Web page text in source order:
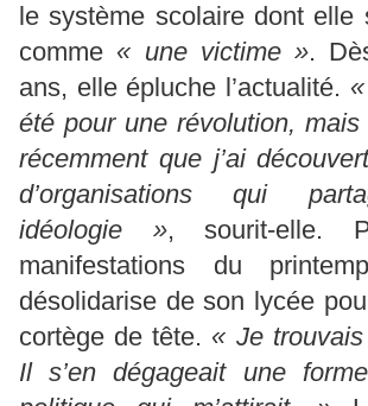
le système scolaire dont elle
comme « une victime ».
ans, elle épluche l’actualité.
été pour une révolution, mais
récemment que j’ai
d’organisations qui
idéologie », sourit-elle.
manifestations du
désolidarise de son lycée
cortège de tête. « Je
Il s’en dégageait une